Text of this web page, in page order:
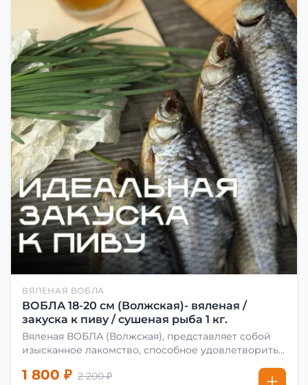
ВЯЛЕНАЯ ВОБЛА
ВОБЛА 18-20 см (Волжская)- вяленая /
закуска к пиву / сушеная рыба 1 кг.
Вяленая ВОБЛА (Волжская), представляет собой
изысканное лакомство, способное удовлетворить
сделать вяленую воблу, её сначала хорошо солят.
1 800 ₽ 2 200 ₽